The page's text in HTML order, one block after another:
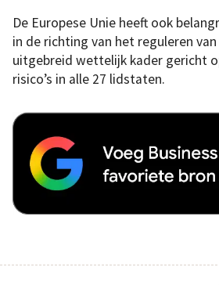
De Europese Unie heeft ook
in de richting van het reguleren
uitgebreid wettelijk kader gericht
risico’s in alle 27 lidstaten.